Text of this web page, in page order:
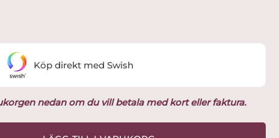
nedan om du vill betala med kort eller faktura.
Köp direkt med Swish